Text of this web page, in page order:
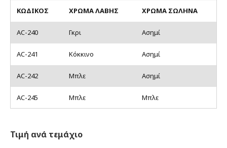
KΩΔΙΚΟΣ ΧΡΩΜΑ ΛΑΒΗΣ ΧΡΩΜΑ ΣΩΛΗΝΑ
AC-240 Γκρι Ασημί
AC-241 Κόκκινο Ασημί
AC-242 Μπλε Ασημί
AC-245 Μπλε Μπλε
Τιμή ανά τεμάχιο